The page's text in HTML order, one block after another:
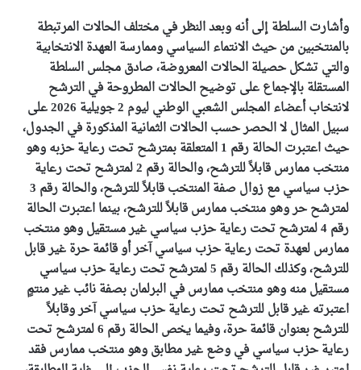
وأشارت السلطة إلى أنه وبعد النظر في مختلف الحالات المرتبطة
بالمنتخبين من حيث الانتماء السياسي وممارسة العهدة الانتخابية
والتي تشكل حصيلة الحالات المعروضة، صادق مجلس السلطة
المستقلة بالإجماع على توضيح الحالات المطروحة في الترشح
لانتخاب أعضاء المجلس الشعبي الوطني ليوم 2 جويلية 2026 على
سبيل المثال لا الحصر حسب الحالات الثمانية المذكورة في الجدول،
حيث اعتبرت الحالة رقم 1 المتعلقة بمترشح تحت رعاية حزبه وهو
منتخب ممارس قابلاً للترشح، والحالة رقم 2 لمترشح تحت رعاية
حزب سياسي مع زوال صفة المنتخب قابلاً للترشح، والحالة رقم 3
لمترشح حر وهو منتخب ممارس قابلاً للترشح، بينما اعتبرت الحالة
رقم 4 لمترشح تحت رعاية حزب سياسي غير مستقيل وهو منتخب
ممارس لعهدة تحت رعاية حزب سياسي آخر أو قائمة حرة غير قابل
للترشح، وكذلك الحالة رقم 5 لمترشح تحت رعاية حزب سياسي
مستقيل منه وهو منتخب ممارس في البرلمان بصفة نائب غير منتمٍ
اعتبرته غير قابل للترشح تحت رعاية حزب سياسي آخر وقابلاً
للترشح بعنوان قائمة حرة، وفيما يخص الحالة رقم 6 لمترشح تحت
رعاية حزب سياسي في وضع غير مطابق وهو منتخب ممارس فقد